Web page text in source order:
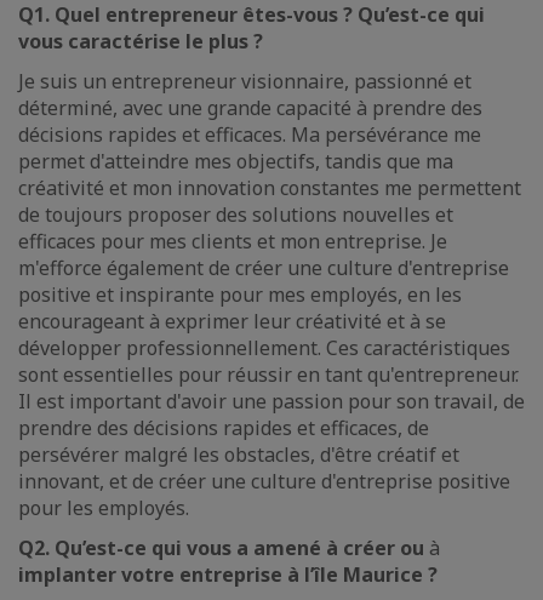
Q1. Quel entrepreneur êtes-vous ? Qu’est-ce qui
vous caractérise le plus ?
Je suis un entrepreneur visionnaire, passionné et
déterminé, avec une grande capacité à prendre des
décisions rapides et efficaces. Ma persévérance me
permet d'atteindre mes objectifs, tandis que ma
créativité et mon innovation constantes me permettent
de toujours proposer des solutions nouvelles et
efficaces pour mes clients et mon entreprise. Je
m'efforce également de créer une culture d'entreprise
positive et inspirante pour mes employés, en les
encourageant à exprimer leur créativité et à se
développer professionnellement. Ces caractéristiques
sont essentielles pour réussir en tant qu'entrepreneur.
Il est important d'avoir une passion pour son travail, de
prendre des décisions rapides et efficaces, de
persévérer malgré les obstacles, d'être créatif et
innovant, et de créer une culture d'entreprise positive
pour les employés.
Q2. Qu’est-ce qui vous a amené à créer ou à
implanter votre entreprise à l’île Maurice ?